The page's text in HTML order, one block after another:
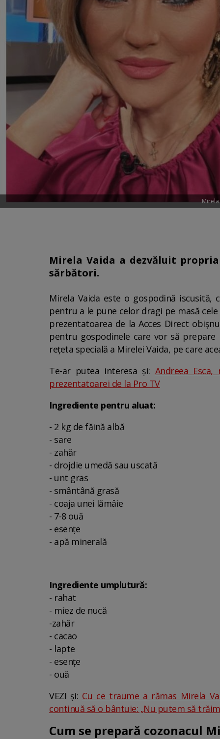
Mirela Vaida a dezvăluit
sărbători.
Mirela Vaida este o gospodină
pentru a le pune celor dragi pe masă
prezentatoarea de la Acces Direct
pentru gospodinele care vor să
rețeta specială a Mirelei Vaida, pe care
Te-ar putea interesa și: Andreea
prezentatoarei de la Pro TV
Ingrediente pentru aluat:
- 2 kg de făină albă
- sare
- zahăr
- drojdie umedă sau uscată
- unt gras
- smântână grasă
- coaja unei lămâie
- 7-8 ouă
- esențe
- apă minerală
Ingrediente umplutură:
- rahat
- miez de nucă
-zahăr
- cacao
- lapte
- esențe
- ouă
VEZI și: Cu ce traume a rămas Mirela
continuă să o bântuie: „Nu putem să trăim
Cum se prepară cozonacul